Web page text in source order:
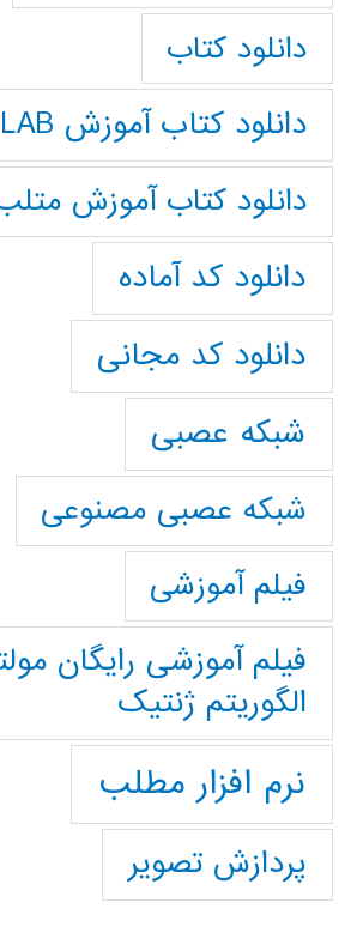
دانلود کتاب
دانلود کتاب آموزش MATLAB
دانلود کتاب آموزش
دانلود کد آماده
دانلود کد مجانی
شبکه عصبی
شبکه عصبی مصنوعی
فیلم آموزشی
فیلم آموزشی رایگان
الگوریتم ژنتیک
نرم افزار مطلب
پردازش تصویر